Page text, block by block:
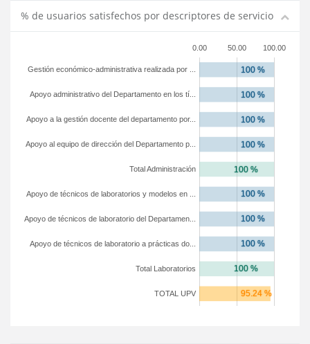
% de usuarios satisfechos por descriptores de servicio
0.00 50.00 100.00
TOTAL UPV
Total Laboratorios
Apoyo de técnicos de laboratorio a prácticas do...
Apoyo de técnicos de laboratorio del Departamen...
Apoyo de técnicos de laboratorios y modelos en ...
Total Administración
Apoyo al equipo de dirección del Departamento p...
Apoyo a la gestión docente del departamento por...
Apoyo administrativo del Departamento en los tí...
Gestión económico-administrativa realizada por ...